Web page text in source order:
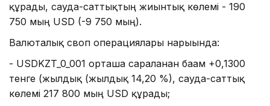
құрады, сауда-саттықтың жиынтық көлемі - 190
750 мың USD (-9 750 мың).
Валюталық своп операциялары нарығында:
- USDKZT_0_001 орташа сараланған бағам +0,1300
тенге (жылдық (жылдық 14,20 %), сауда-саттық
көлемі 217 800 мың USD құрады;